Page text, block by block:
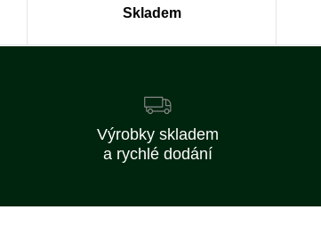
Skladem
Výrobky skladem
a rychlé dodání